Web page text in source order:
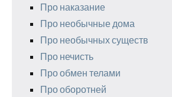
Про наказание
Про необычные дома
Про необычных существ
Про нечисть
Про обмен телами
Про оборотней